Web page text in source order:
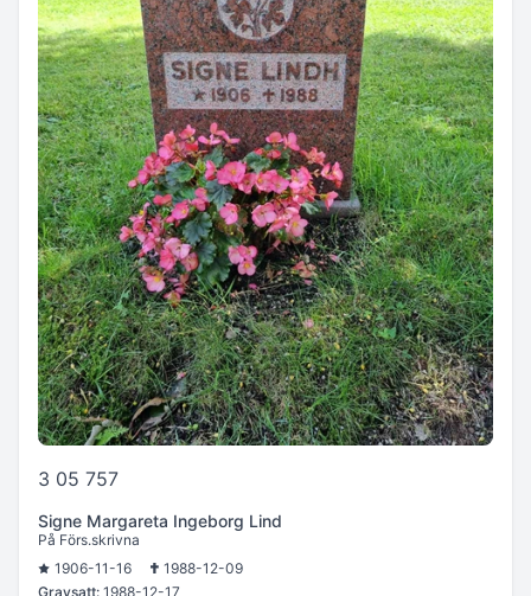
3 05 757
Signe Margareta Ingeborg Lind
På Förs.skrivna
1906-11-16
1988-12-09
Gravsatt: 1988-12-17